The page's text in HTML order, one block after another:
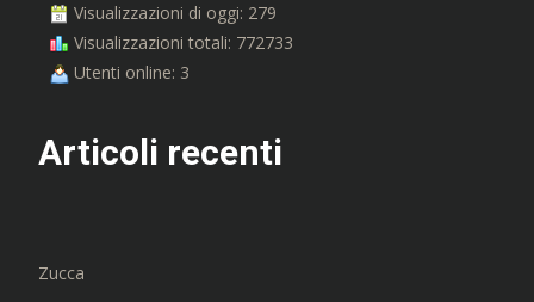
Visualizzazioni di oggi: 279
Visualizzazioni totali: 772733
Utenti online: 3
Articoli recenti
Zucca